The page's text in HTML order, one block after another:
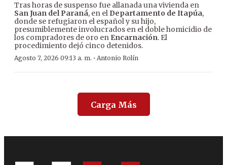
Tras horas de suspenso fue allanada una vivienda en
San Juan del Paraná, en el Departamento de Itapúa,
donde se refugiaron el español y su hijo,
presumiblemente involucrados en el doble homicidio de
los compradores de oro en Encarnación. El
procedimiento dejó cinco detenidos.
Agosto 7, 2026 09:13 a. m. · Antonio Rolín
Carga Más